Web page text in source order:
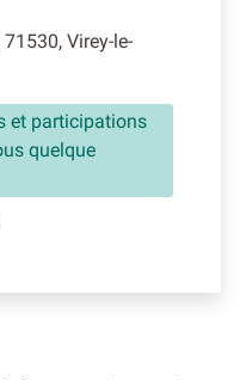
Virey-le-
et participations
quelque